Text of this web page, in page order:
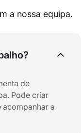
a nossa equipa.
de
Pode criar
a